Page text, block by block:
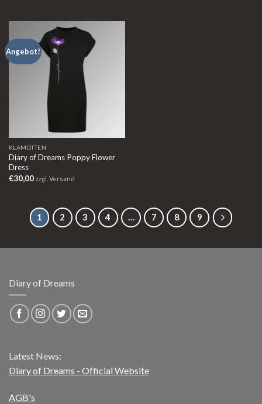
Angebot!
KLAMOTTEN
Diary of Dreams Poppy Flower
Dress
€30,00 zzgl. Versand
1 2 3 4 … 7 8 9
Diary of Dreams
Latest News:
Diary of Dreams - Official Website
AGB's